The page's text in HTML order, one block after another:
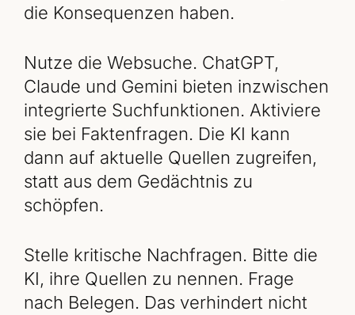
die Konsequenzen haben.
Nutze die Websuche. ChatGPT,
Claude und Gemini bieten inzwischen
integrierte Suchfunktionen. Aktiviere
sie bei Faktenfragen. Die KI kann
dann auf aktuelle Quellen zugreifen,
statt aus dem Gedächtnis zu
schöpfen.
Stelle kritische Nachfragen. Bitte die
KI, ihre Quellen zu nennen. Frage
nach Belegen. Das verhindert nicht